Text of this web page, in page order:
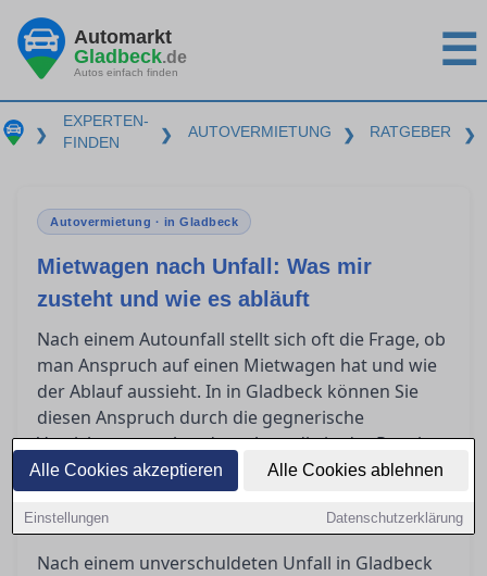
Alle Cookies akzeptieren Alle Cookies ablehnen
Einstellungen Datenschutzerklärung
Automarkt
Gladbeck.de
Autos einfach finden ☰
❯
EXPERTEN-
FINDEN
❯ AUTOVERMIETUNG ❯ RATGEBER ❯
Autovermietung · in Gladbeck
Mietwagen nach Unfall: Was mir
zusteht und wie es abläuft
Nach einem Autounfall stellt sich oft die Frage, ob
man Anspruch auf einen Mietwagen hat und wie
der Ablauf aussieht. In in Gladbeck können Sie
diesen Anspruch durch die gegnerische
Versicherung geltend machen, die in der Regel
die Kosten übernimmt. Erfahren Sie, wie Sie
schnell an einen Ersatzwagen kommen und was
Ihnen nach einem Unfall zusteht.
Nach einem unverschuldeten Unfall in Gladbeck